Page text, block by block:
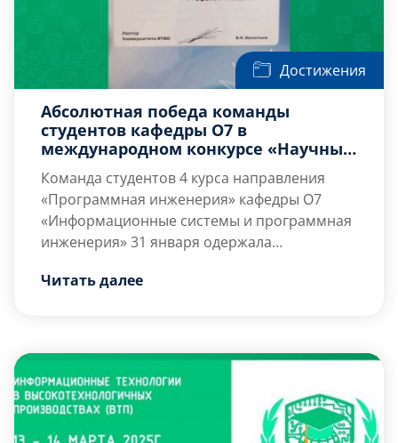
Достижения
Абсолютная победа команды
студентов кафедры О7 в
международном конкурсе «Научные
кейсы»
Команда студентов 4 курса направления
«Программная инженерия» кафедры О7
«Информационные системы и программная
инженерия»31 января одержала
конкурсе «Научные кейсы», который
проводился в рамках пятьдесят четвертой
с 1 ноября 2024 г. по 31 января 2025 […]
Читать далее